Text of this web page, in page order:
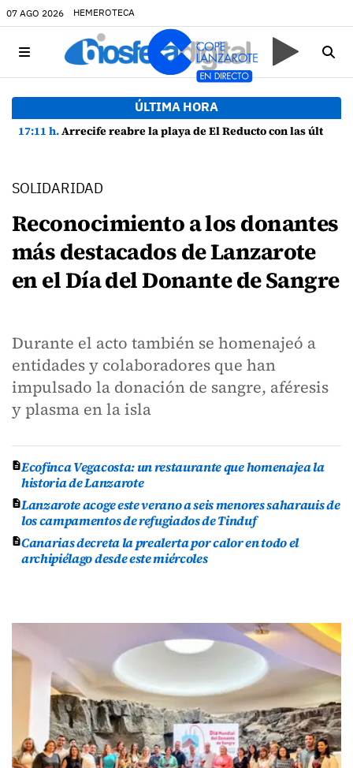
07 AGO 2026 HEMEROTECA
ÚLTIMA HORA
17:11 h.Arrecife reabre la playa de El Reducto con las últimas analíticas mostrando "una buena calidad de las aguas para el baño"
SOLIDARIDAD
Reconocimiento a los donantes
más destacados de Lanzarote
en el Día del Donante de Sangre
Durante el acto también se homenajeó a
entidades y colaboradores que han
impulsado la donación de sangre, aféresis
y plasma en la isla
Ecofinca Vegacosta: un restaurante que homenajea la
historia de Lanzarote
Lanzarote acoge este verano a seis menores saharauis de
los campamentos de refugiados de Tinduf
Canarias decreta la prealerta por calor en todo el
archipiélago desde este miércoles